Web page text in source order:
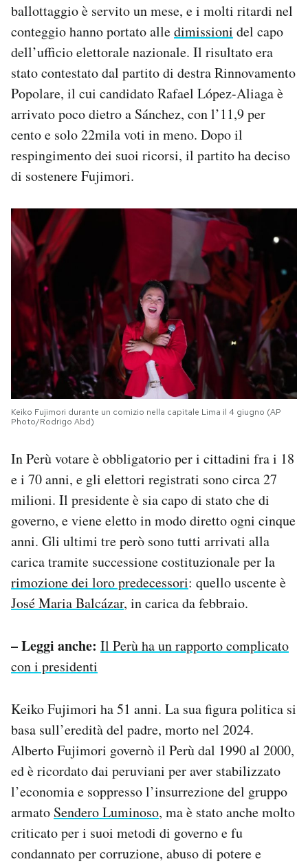
ballottaggio è servito un mese, e i molti ritardi nel
conteggio hanno portato alledimissioni del capo
dell’ufficio elettorale nazionale. Il risultato era
stato contestato dal partito di destra Rinnovamento
Popolare, il cui candidato Rafael López-Aliaga è
arrivato poco dietro a Sánchez, con l’11,9 per
cento e solo 22mila voti in meno. Dopo il
respingimento dei suoi ricorsi, il partito ha deciso
di sostenere Fujimori.
Keiko Fujimori durante un comizio nella capitale Lima il 4 giugno (AP
Photo/Rodrigo Abd)
In Perù votare è obbligatorio per i cittadini fra i 18
e i 70 anni, e gli elettori registrati sono circa 27
milioni. Il presidente è sia capo di stato che di
governo, e viene eletto in modo diretto ogni cinque
anni. Gli ultimi tre però sono tutti arrivati alla
carica tramite successione costituzionale per la
rimozione dei loro predecessori: quello uscente è
José Maria Balcázar, in carica da febbraio.
– Leggi anche: Il Perù ha un rapporto complicato
con i presidenti
Keiko Fujimori ha 51 anni. La sua figura politica si
basa sull’eredità del padre, morto nel 2024.
Alberto Fujimori governò il Perù dal 1990 al 2000,
ed è ricordato dai peruviani per aver stabilizzato
l’economia e soppresso l’insurrezione del gruppo
armato Sendero Luminoso, ma è stato anche molto
criticato per i suoi metodi di governo e fu
condannato per corruzione, abuso di potere e